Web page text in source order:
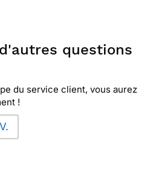
d'autres questions
du service client, vous aurez
!